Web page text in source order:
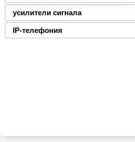
усилители сигнала
IP-телефония